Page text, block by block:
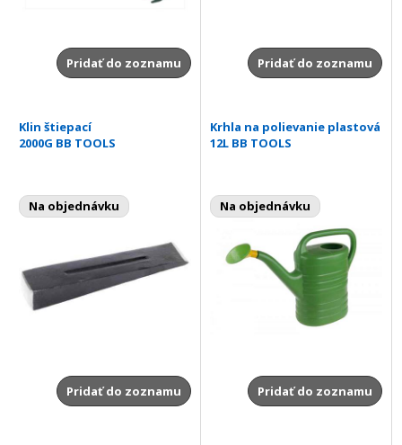
Pridať do zoznamu Pridať do zoznamu
Klin štiepací
2000G BB TOOLS
Na objednávku
Pridať do zoznamu
Krhla na polievanie plastová
12L BB TOOLS
Na objednávku
Pridať do zoznamu